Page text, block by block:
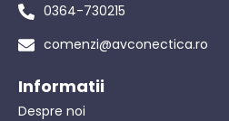
0364-730215
comenzi@avconectica.ro
Informatii
Despre noi